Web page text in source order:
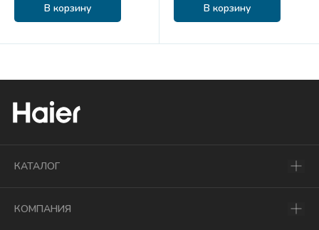
В корзину В корзину
КАТАЛОГ
КОМПАНИЯ